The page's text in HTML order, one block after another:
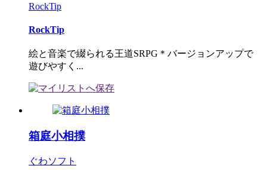
RockTip
RockTip
絵と音楽で綴られる王道SRPG＊バージョンアップで
遊びやすく...
箱庭小相撲
ぐわソフト